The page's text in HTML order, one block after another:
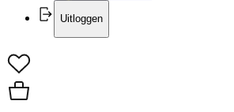
Uitloggen